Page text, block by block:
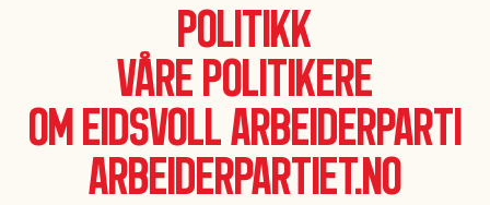
Politikk
Våre politikere
Om Eidsvoll Arbeiderparti
Arbeiderpartiet.no